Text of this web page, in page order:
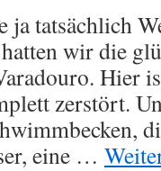
ja tatsächlich
wir die
Hier
zerstört.
eine …